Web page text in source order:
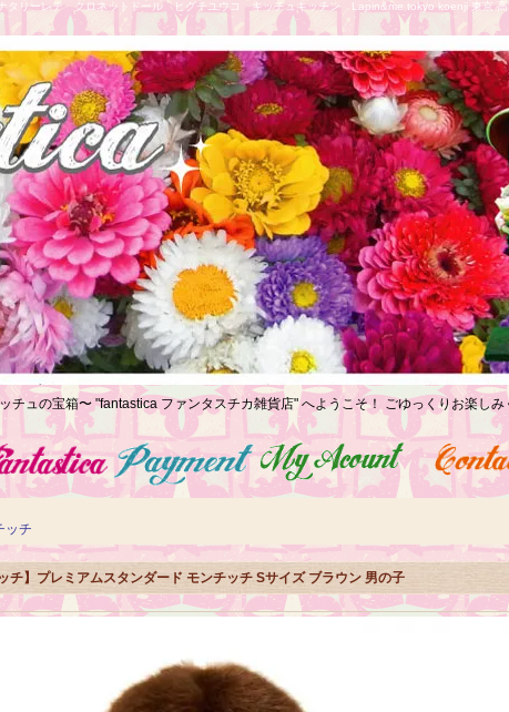
タリーレテ クロネットドール ヒグチユウコ キッチュキッチン Lapin&me tokyo koenji 東京
チュの宝箱〜 "fantastica ファンタスチカ雑貨店" へようこそ！ ごゆっくりお楽しみ
ッチ
ッチ】プレミアムスタンダード モンチッチ Sサイズ ブラウン 男の子